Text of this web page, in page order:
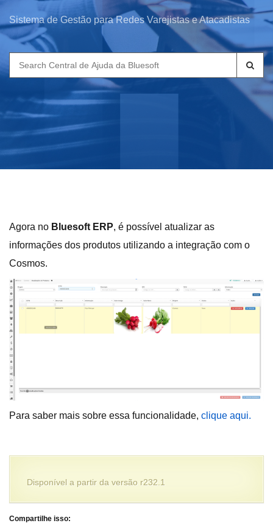
Sistema de Gestão para Redes Varejistas e Atacadistas
Search
for:
Agora no Bluesoft ERP, é possível atualizar as
informações dos produtos utilizando a integração com o
Cosmos.
Para saber mais sobre essa funcionalidade, clique aqui.
Disponível a partir da versão r232.1
Compartilhe isso: